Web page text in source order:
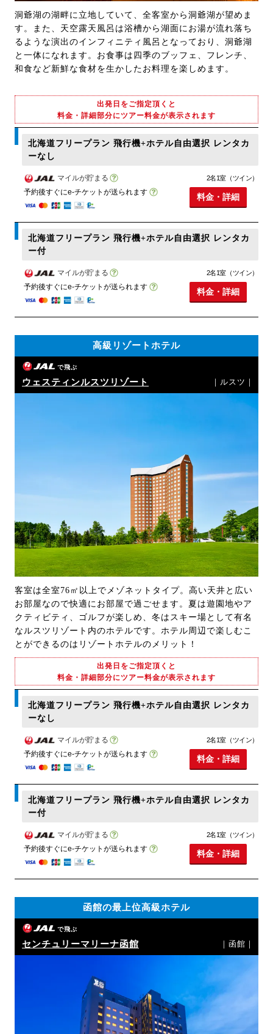
洞爺湖の湖畔に立地していて、全客室から洞爺湖が望めま
す。また、天空露天風呂は浴槽から湖面にお湯が流れ落ち
るような演出のインフィニティ風呂となっており、洞爺湖
と一体になれます。お食事は四季のブッフェ、フレンチ、
和食など新鮮な食材を生かしたお料理を楽しめます。
出発日をご指定頂くと
料金・詳細部分にツアー料金が表示されます
北海道フリープラン 飛行機+ホテル自由選択 レンタカ
ーなし
マイルが貯まる
予約後すぐにe-チケットが送られます
2名1室（ツイン）
料金・詳細
北海道フリープラン 飛行機+ホテル自由選択 レンタカ
ー付
マイルが貯まる
予約後すぐにe-チケットが送られます
2名1室（ツイン）
料金・詳細
高級リゾートホテル
で飛ぶ
ウェスティンルスツリゾート ｜ルスツ｜
客室は全室76㎡以上でメゾネットタイプ。高い天井と広い
お部屋なので快適にお部屋で過ごせます。夏は遊園地やア
クティビティ、ゴルフが楽しめ、冬はスキー場として有名
なルスツリゾート内のホテルです。ホテル周辺で楽しむこ
とができるのはリゾートホテルのメリット！
出発日をご指定頂くと
料金・詳細部分にツアー料金が表示されます
北海道フリープラン 飛行機+ホテル自由選択 レンタカ
ーなし
マイルが貯まる
予約後すぐにe-チケットが送られます
2名1室（ツイン）
料金・詳細
北海道フリープラン 飛行機+ホテル自由選択 レンタカ
ー付
マイルが貯まる
予約後すぐにe-チケットが送られます
2名1室（ツイン）
料金・詳細
函館の最上位高級ホテル
で飛ぶ
センチュリーマリーナ函館 ｜函館｜